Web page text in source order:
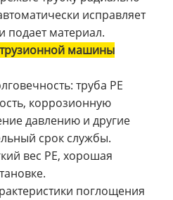
исправляет
подает материал.
машины
труба PE
коррозионную
давлению и другие
срок службы.
вес PE, хорошая
поглощения